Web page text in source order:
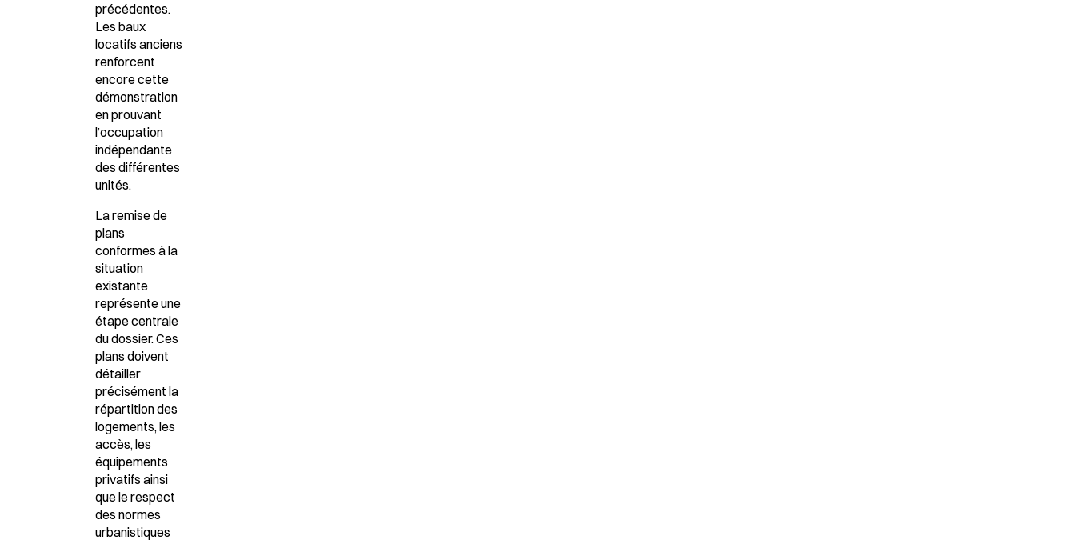
précédentes.
Les baux
locatifs anciens
renforcent
encore cette
démonstration
en prouvant
l’occupation
indépendante
des différentes
unités.
La remise de
plans
conformes à la
situation
existante
représente une
étape centrale
du dossier. Ces
plans doivent
détailler
précisément la
répartition des
logements, les
accès, les
équipements
privatifs ainsi
que le respect
des normes
urbanistiques